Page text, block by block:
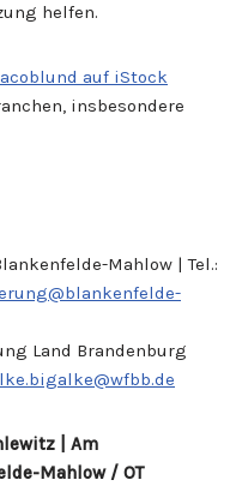
helfen.
insbesondere
Mahlow | Tel.:
Land Brandenburg
| Am
Mahlow / OT